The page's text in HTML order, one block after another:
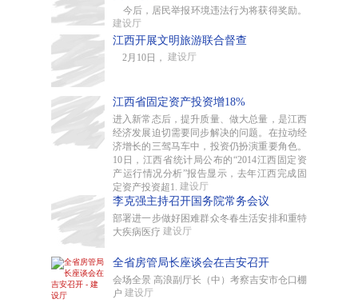
今后，居民举报环境违法行为将获得奖励。
建设厅
江西开展文明旅游联合督查
2月10日， 建设厅
江西省固定资产投资增18%
进入新常态后，提升质量、做大总量，是江西
经济发展迫切需要同步解决的问题。在拉动经
济增长的三驾马车中，投资仍扮演重要角色。
10日，江西省统计局公布的“2014江西固定资
产运行情况分析”报告显示，去年江西完成固
定资产投资超1. 建设厅
李克强主持召开国务院常务会议
部署进一步做好困难群众冬春生活安排和重特
大疾病医疗 建设厅
全省房管局长座谈会在吉安召开
会场全景 高浪副厅长（中）考察吉安市仓口棚
户 建设厅